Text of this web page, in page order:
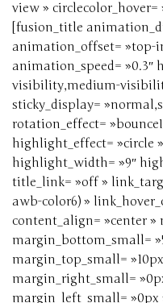
view » circlecolor_hover=
[fusion_title
animation_offset= »top-
animation_speed= »0.3″
visibility,medium-
sticky_display=
rotation_effect=
highlight_effect= »circle
highlight_width= »9″
title_link= »off »
awb-color6) »
content_align= »center
margin_bottom_small=
margin_top_small=
margin_right_small=
margin_left_small= »0px